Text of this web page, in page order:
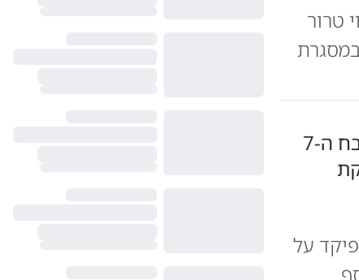
טרור
מפקד נוח'בה שפשט לנירים בטבח ה-7
על